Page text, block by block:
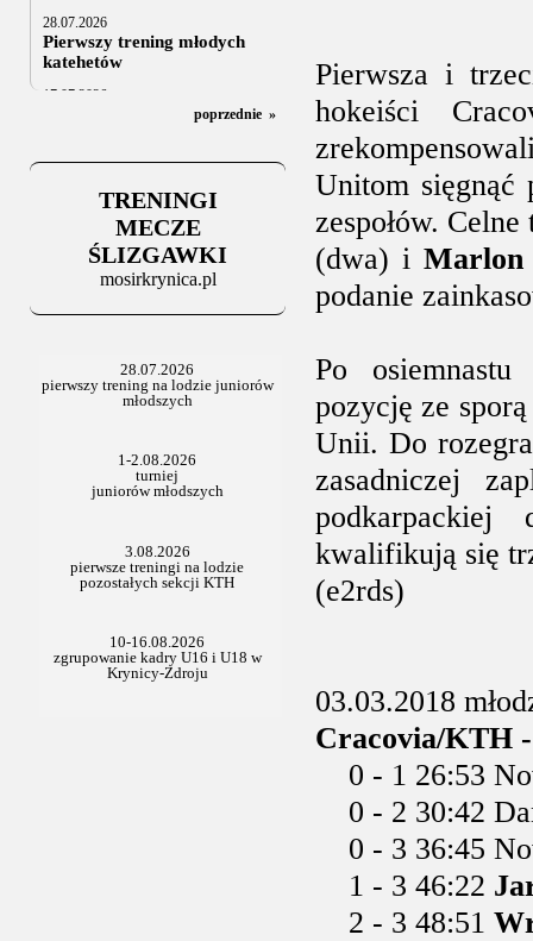
28.07.2026
Pierwszy trening młodych
katehetów
17.07.2026
U20: z kraju i z zagranicy
Za trzy tygodnie na lód
06.07.2025
Stowarzyszenie po Walnym
poprzednie »
TRENINGI
MECZE
ŚLIZGAWKI
mosirkrynica.pl
Pierwsza i
hokeiści
Unitom
zespołów.
(dwa) i Marlon
podanie
Po
pozycję ze
Unii. Do
zasadniczej
podkarpackiej
kwalifikują się
(e2rds)
03.03.2018
Cracovia/KTH
0 - 1 26:53
0 - 2 30:42
0 - 3 36:45
1 - 3 46:22
2 - 3 48:51